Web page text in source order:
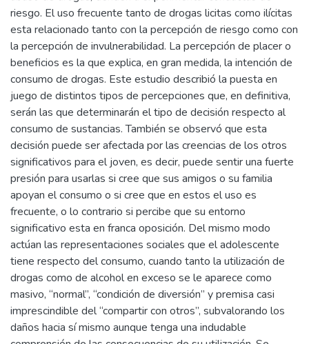
riesgo. El uso frecuente tanto de drogas licitas como ilícitas
esta relacionado tanto con la percepción de riesgo como con
la percepción de invulnerabilidad. La percepción de placer o
beneficios es la que explica, en gran medida, la intención de
consumo de drogas. Este estudio describió la puesta en
juego de distintos tipos de percepciones que, en definitiva,
serán las que determinarán el tipo de decisión respecto al
consumo de sustancias. También se observó que esta
decisión puede ser afectada por las creencias de los otros
significativos para el joven, es decir, puede sentir una fuerte
presión para usarlas si cree que sus amigos o su familia
apoyan el consumo o si cree que en estos el uso es
frecuente, o lo contrario si percibe que su entorno
significativo esta en franca oposición. Del mismo modo
actúan las representaciones sociales que el adolescente
tiene respecto del consumo, cuando tanto la utilización de
drogas como de alcohol en exceso se le aparece como
masivo, “normal”, “condición de diversión” y premisa casi
imprescindible del “compartir con otros”, subvalorando los
daños hacia sí mismo aunque tenga una indudable